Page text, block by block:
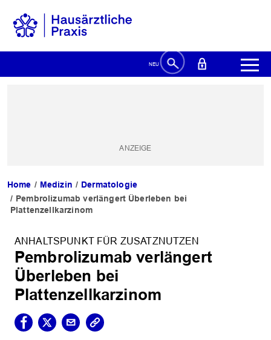
Home Medizin
Dermatologie
Pembrolizumab verlängert Überleben bei
Plattenzellkarzinom
ANHALTSPUNKT FÜR ZUSATZNUTZEN
Pembrolizumab verlängert
Überleben bei
Plattenzellkarzinom